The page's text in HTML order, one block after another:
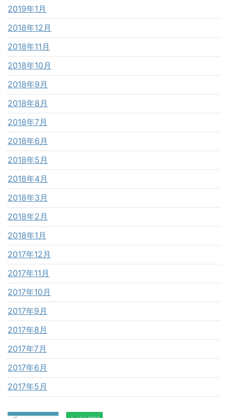
2019年1月
2018年12月
2018年11月
2018年10月
2018年9月
2018年8月
2018年7月
2018年6月
2018年5月
2018年4月
2018年3月
2018年2月
2018年1月
2017年12月
2017年11月
2017年10月
2017年9月
2017年8月
2017年7月
2017年6月
2017年5月